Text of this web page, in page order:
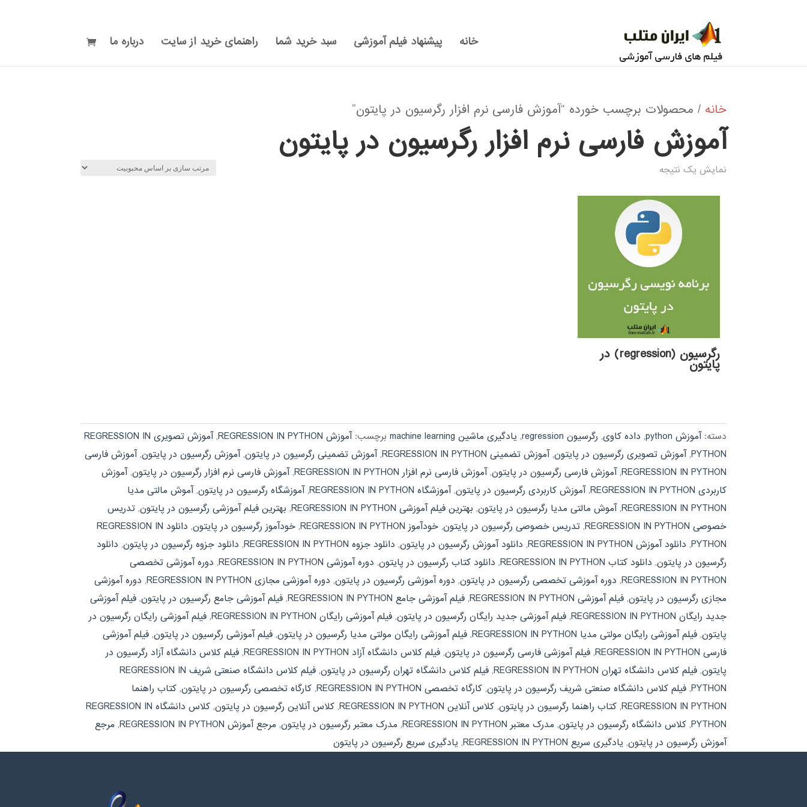
خانه پیشنهاد فیلم آموزشی سبد خرید شما راهنمای خرید از سایت درباره ما
خانه / محصولات برچسب خورده “آموزش فارسی نرم افزار رگرسیون در پایتون”
آموزش فارسی نرم افزار رگرسیون در پایتون
نمایش یک نتیجه
رگرسیون (regression) در
پایتون
دسته:آموزش python , داده کاوی, رگرسیون regression , یادگیری ماشین machine learning برچسب:آموزش REGRESSION IN PYTHON ,
آموزش تصویری REGRESSION IN
PYTHON
,آموزش تصویری رگرسیون در پایتون,آموزش تضمینی REGRESSION IN PYTHON ,آموزش تضمینی رگرسیون در پایتون,آموزش رگرسیون در پایتون,آموزش فارسی
REGRESSION IN PYTHON
,آموزش فارسی رگرسیون در پایتون,آموزش فارسی نرم افزار REGRESSION IN PYTHON ,آموزش فارسی نرم افزار رگرسیون در پایتون,آموزش
کاربردی REGRESSION IN PYTHON
,آموزش کاربردی رگرسیون در پایتون,آموزشگاه REGRESSION IN PYTHON ,آموزشگاه رگرسیون در پایتون,آموش مالتی مدیا
REGRESSION IN PYTHON
,آموش مالتی مدیا رگرسیون در پایتون, بهترین فیلم آموزشی REGRESSION IN PYTHON , بهترین فیلم آموزشی رگرسیون در پایتون,تدریس
خصوصی REGRESSION IN PYTHON
,تدریس خصوصی رگرسیون در پایتون,خودآموز REGRESSION IN PYTHON ,خودآموز رگرسیون در پایتون,
دانلود REGRESSION IN
PYTHON
, دانلود آموزش REGRESSION IN PYTHON , دانلود آموزش رگرسیون در پایتون, دانلود جزوه REGRESSION IN PYTHON , دانلود جزوه رگرسیون در پایتون, دانلود
رگرسیون در پایتون, دانلود کتاب REGRESSION IN PYTHON , دانلود کتاب رگرسیون در پایتون, دوره آموزشی REGRESSION IN PYTHON , دوره آموزشی تخصصی
REGRESSION IN PYTHON
, دوره آموزشی تخصصی رگرسیون در پایتون, دوره آموزشی رگرسیون در پایتون, دوره آموزشی مجازی REGRESSION IN PYTHON , دوره آموزشی
مجازی رگرسیون در پایتون,فیلم آموزشی REGRESSION IN PYTHON ,فیلم آموزشی جامع REGRESSION IN PYTHON ,فیلم آموزشی جامع رگرسیون در پایتون,فیلم آموزشی
جدید رایگان REGRESSION IN PYTHON
,فیلم آموزشی جدید رایگان رگرسیون در پایتون,فیلم آموزشی رایگان REGRESSION IN PYTHON ,فیلم آموزشی رایگان رگرسیون در
پایتون,فیلم آموزشی رایگان مولتی مدیا REGRESSION IN PYTHON ,فیلم آموزشی رایگان مولتی مدیا رگرسیون در پایتون,فیلم آموزشی رگرسیون در پایتون,فیلم آموزشی
فارسی REGRESSION IN PYTHON
,فیلم آموزشی فارسی رگرسیون در پایتون,فیلم کلاس دانشگاه آزاد REGRESSION IN PYTHON ,فیلم کلاس دانشگاه آزاد رگرسیون در
پایتون,فیلم کلاس دانشگاه تهران REGRESSION IN PYTHON ,فیلم کلاس دانشگاه تهران رگرسیون در پایتون,
فیلم کلاس دانشگاه صنعتی شریف REGRESSION IN
PYTHON
,فیلم کلاس دانشگاه صنعتی شریف رگرسیون در پایتون,کارگاه تخصصی REGRESSION IN PYTHON ,کارگاه تخصصی رگرسیون در پایتون,کتاب راهنما
REGRESSION IN PYTHON
,کتاب راهنما رگرسیون در پایتون,کلاس آنلاین REGRESSION IN PYTHON ,کلاس آنلاین رگرسیون در پایتون,
کلاس دانشگاه REGRESSION IN
PYTHON
,کلاس دانشگاه رگرسیون در پایتون, مدرک معتبر REGRESSION IN PYTHON , مدرک معتبر رگرسیون در پایتون, مرجع آموزش REGRESSION IN PYTHON , مرجع
آموزش رگرسیون در پایتون, یادگیری سریع REGRESSION IN PYTHON , یادگیری سریع رگرسیون در پایتون